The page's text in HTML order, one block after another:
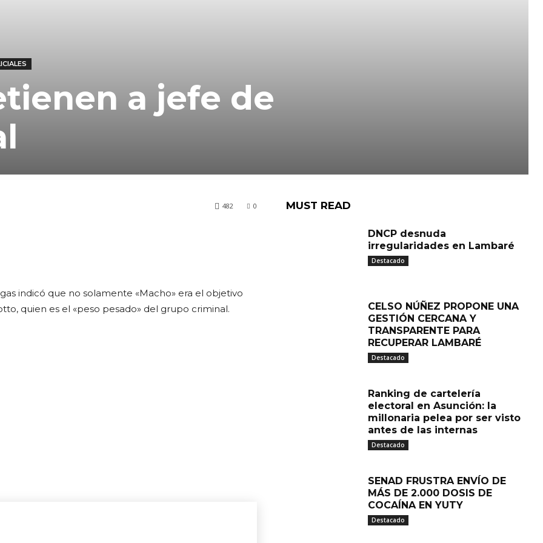
a jefe de
0
482
indicó que no solamente «Macho» era el objetivo
quien es el «peso pesado» del grupo criminal.
MUST READ
DNCP desnuda
irregularidades en Lambaré
Destacado
CELSO NÚÑEZ PROPONE UNA
GESTIÓN CERCANA Y
TRANSPARENTE PARA
RECUPERAR LAMBARÉ
Destacado
Ranking de cartelería
electoral en Asunción: la
millonaria pelea por ser visto
antes de las internas
Destacado
SENAD FRUSTRA ENVÍO DE
MÁS DE 2.000 DOSIS DE
COCAÍNA EN YUTY
Destacado